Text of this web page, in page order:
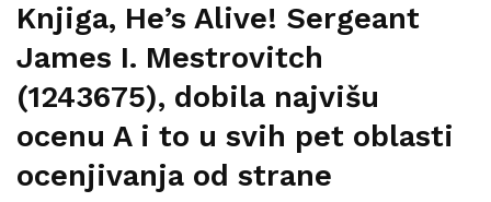
Knjiga, He’s Alive! Sergeant
James I. Mestrovitch
(1243675), dobila najvišu
ocenu A i to u svih pet oblasti
ocenjivanja od strane